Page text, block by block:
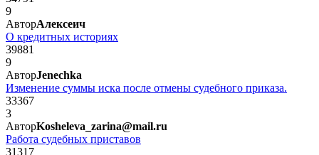
9
АвторАлексеич
О кредитных историях
39881
9
АвторJenechka
Изменение суммы иска после отмены судебного приказа.
33367
3
АвторKosheleva_zarina@mail.ru
Работа судебных приставов
31317